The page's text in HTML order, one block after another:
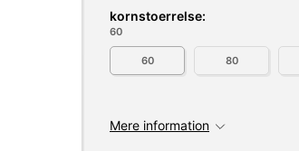
kornstoerrelse:
60
60 80
Mere information